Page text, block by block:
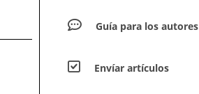
Guía para los autores
Envíar artículos